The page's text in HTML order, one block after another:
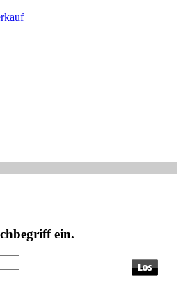
ein.